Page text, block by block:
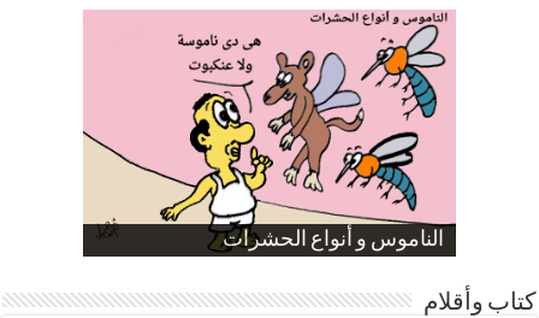
الناموس و أنواع الحشرات
الموظفين بعد ارتفاع الأسعار
ارتفاع نسبة الطلاق في مصر
صورة كاركاتيرية
صورة كاركاتيرية
كتاب وأقلام